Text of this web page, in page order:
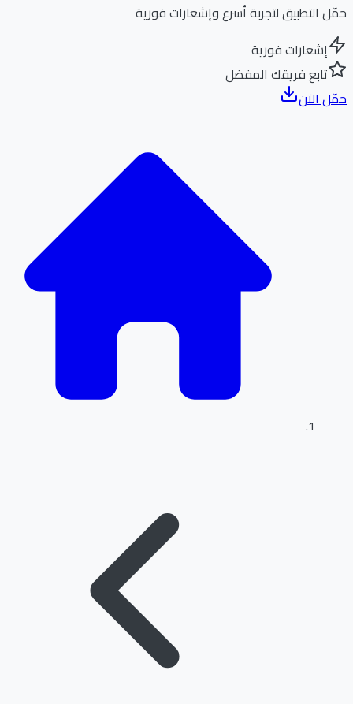
التطبيق لتجربة أسرع وإشعارات فورية
إشعارات فورية
تابع فريقك المفضل
الآن